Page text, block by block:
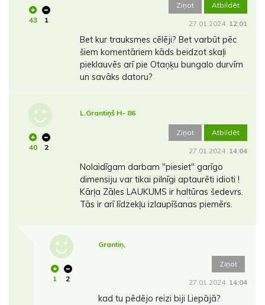
43 1
Ziņot Atbildēt
27.01.2024. 12:01
Bet kur trauksmes cēlēji? Bet varbūt pēc
šiem komentāriem kāds beidzot skaļi
pieklauvēs arī pie Otaņķu bungalo durvīm
un savāks datoru?
40 2
L.Grantiņš H- 86
Ziņot Atbildēt
27.01.2024. 14:04
Nolaidīgam darbam "piesiet" garīgo
dimensiju var tikai pilnīgi aptaurēti idioti !
Kārļa Zāles LAUKUMS ir haltūras šedevrs.
Tās ir arī līdzekļu izlaupīšanas piemērs.
1 2
Grantiņ,
Ziņot
27.01.2024. 14:04
kad tu pēdējo reizi biji Liepājā?